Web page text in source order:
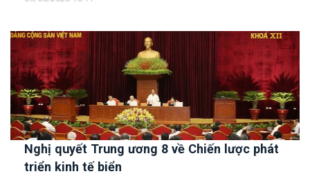
Nghị quyết Trung ương 8 về Chiến lược phát
triển kinh tế biển